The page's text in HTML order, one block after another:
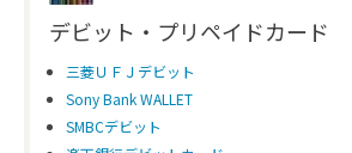
デビット・プリペイドカード
三菱ＵＦＪデビット
Sony Bank WALLET
SMBCデビット